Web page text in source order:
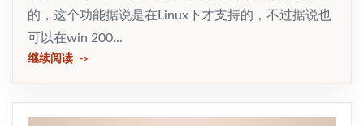
的，这个功能据说是在Linux下才支持的，不过据说也
可以在win 200...
继续阅读